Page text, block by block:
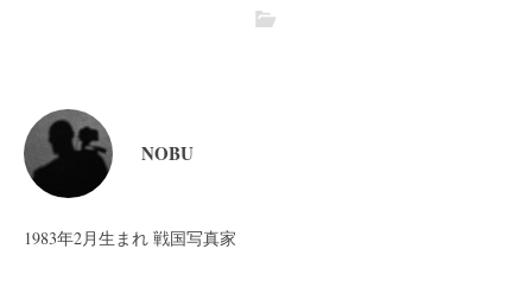
NOBU
1983年2月生まれ 戦国写真家